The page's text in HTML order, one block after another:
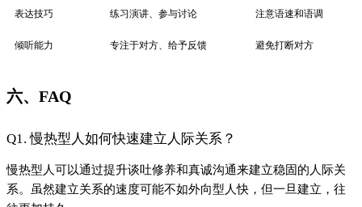
表达技巧 练习演讲、参与讨论 注意语速和语调
倾听能力 专注于对方、给予反馈 避免打断对方
六、FAQ
Q1. 慢热型人如何快速建立人际关系？
慢热型人可以通过提升谈吐修养和真诚沟通来建立稳固的人际关
系。虽然建立关系的速度可能不如外向型人快，但一旦建立，往